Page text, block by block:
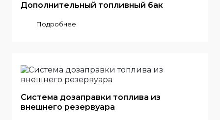
Дополнительный топливный бак
Подробнее
Система дозаправки топлива из
внешнего резервуара